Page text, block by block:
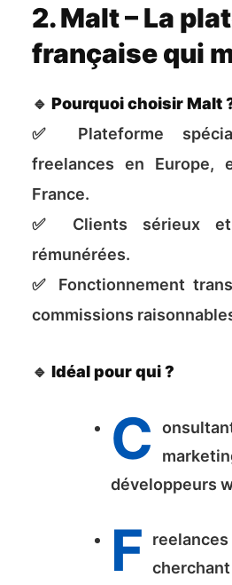
2. Malt – La plateforme
française qui
🔹 Pourquoi choisir Malt
✅ Plateforme
freelances en Europe,
France.
✅ Clients sérieux
rémunérées.
✅ Fonctionnement
commissions
🔹 Idéal pour qui ?
C
développeurs
F